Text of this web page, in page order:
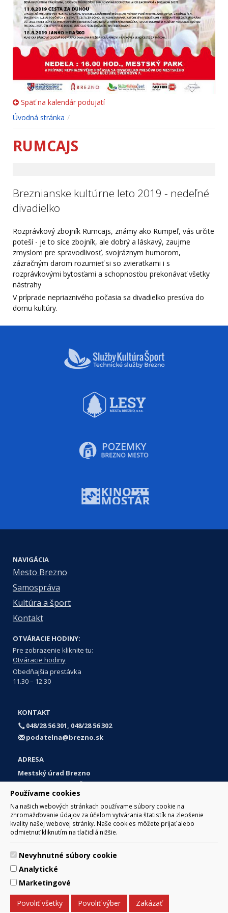
Používame cookies
Na našich webových stránkach používame súbory cookie na
zhromažďovanie údajov za účelom vytvárania štatistík na zlepšenie
kvality našej webovej stránky. Naše cookies môžete prijať alebo
odmietnuť kliknutím na tlačidlá nižšie.
Nevyhnutné súbory cookie
Analytické
Marketingové
Povoliť všetky Povoliť výber Zakázať
Späť na kalendár podujatí
Úvodná stránka
RUMCAJS
Breznianske kultúrne leto 2019 - nedeľné
divadielko
Rozprávkový zbojník Rumcajs, známy ako Rumpeľ, vás určite
poteší - je to síce zbojník, ale dobrý a láskavý, zaujme
zmyslom pre spravodlivosť, svojráznym humorom,
zázračným darom rozumieť si so zvieratkami i s
rozprávkovými bytosťami a schopnosťou prekonávať všetky
nástrahy
V príprade nepriaznivého počasia sa divadielko presúva do
domu kultúry.
NAVIGÁCIA
Mesto Brezno
Samospráva
Kultúra a šport
Kontakt
OTVÁRACIE HODINY:
Pre zobrazenie kliknite tu:
Otváracie hodiny
Obedňajšia prestávka
11.30 – 12.30
KONTAKT
048/28 56 301, 048/28 56 302
podatelna@brezno.sk
ADRESA
Mestský úrad Brezno
Námestie gen. M. R. Štefánika 1
977 01 Brezno
Slovakia (Slovak Republic)
© 2017 Mesto Brezno, Námestie gen. M. R. Štefánika 1, Brezno
977 01 Tel.: 048/28 56 301, 048/28 56 302 Email:
Za obsah zodpovedá Mesto Brezno. Technický prevádzkovateľ:
Arrabella, s.r.o. , Pod Donátom 12/136 Žiar nad Hronom 965 01
podpora@internetova-stranka.sk